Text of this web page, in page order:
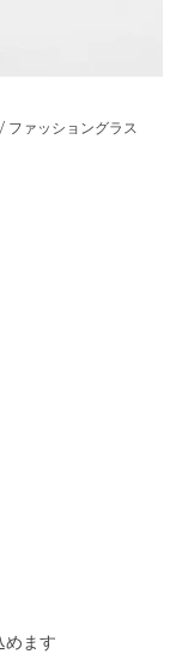
ファッショングラス
めます